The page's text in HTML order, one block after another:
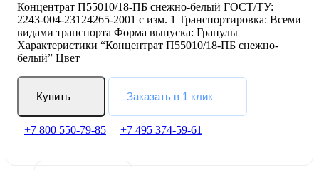
Концентрат П55010/18-ПБ снежно-белый ГОСТ/ТУ:
2243-004-23124265-2001 с изм. 1 Транспортировка: Всеми
видами транспорта Форма выпуска: Гранулы
Характеристики “Концентрат П55010/18-ПБ снежно-
белый” Цвет
Купить Заказать в 1 клик
+7 800 550-79-85 +7 495 374-59-61